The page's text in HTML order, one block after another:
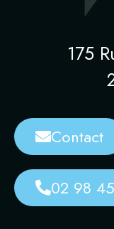
175
Contact
02 98